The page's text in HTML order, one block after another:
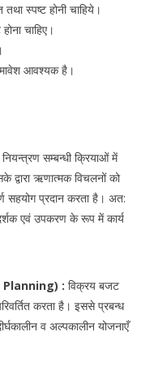
तथा स्पष्ट होनी चाहिये।
चाहिए।
आवश्यक है।
सम्बन्धी क्रियाओं में
द्वारा ऋणात्मक विचलनों को
सहयोग प्रदान करता है। अत:
एवं उपकरण के रूप में कार्य
Planning) : विक्रय बजट
करता है। इससे प्रबन्ध
व अल्पकालीन योजनाएँ